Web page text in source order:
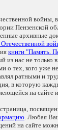
Пензенской
архивные
книги "Память.
из нас не
о тех, кого уже
ратными и
в которую
на
. Любая
на сайте